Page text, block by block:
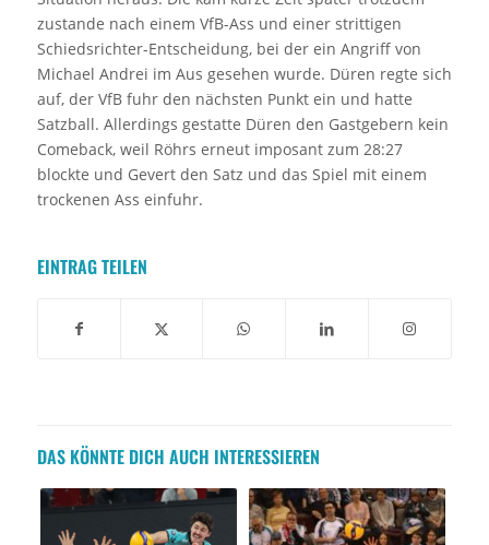
zustande nach einem VfB-Ass und einer strittigen
Schiedsrichter-Entscheidung, bei der ein Angriff von
Michael Andrei im Aus gesehen wurde. Düren regte sich
auf, der VfB fuhr den nächsten Punkt ein und hatte
Satzball. Allerdings gestatte Düren den Gastgebern kein
Comeback, weil Röhrs erneut imposant zum 28:27
blockte und Gevert den Satz und das Spiel mit einem
trockenen Ass einfuhr.
EINTRAG TEILEN
DAS KÖNNTE DICH AUCH INTERESSIEREN